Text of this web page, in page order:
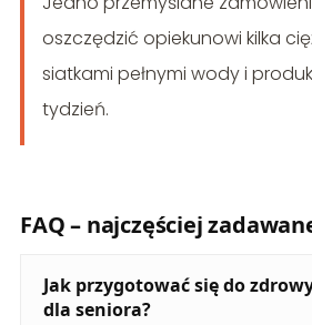
oszczędzić opiekunowi kilka
siatkami pełnymi wody i
tydzień.
FAQ – najczęściej
Jak przygotować się do
dla seniora?